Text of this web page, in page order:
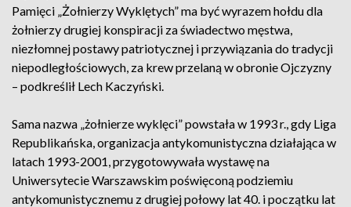
Pamięci „Żołnierzy Wyklętych” ma być wyrazem hołdu dla
żołnierzy drugiej konspiracji za świadectwo męstwa,
niezłomnej postawy patriotycznej i przywiązania do tradycji
niepodległościowych, za krew przelaną w obronie Ojczyzny
– podkreślił Lech Kaczyński.
Sama nazwa „żołnierze wyklęci” powstała w 1993 r., gdy Liga
Republikańska, organizacja antykomunistyczna działająca w
latach 1993-2001, przygotowywała wystawę na
Uniwersytecie Warszawskim poświęconą podziemiu
antykomunistycznemu z drugiej połowy lat 40. i początku lat